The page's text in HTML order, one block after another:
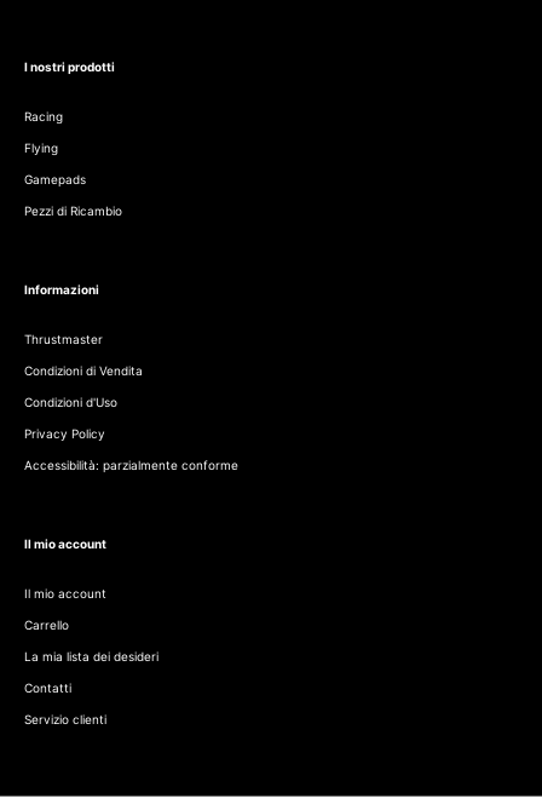
I nostri prodotti
Racing
Flying
Gamepads
Pezzi di Ricambio
Informazioni
Thrustmaster
Condizioni di Vendita
Condizioni d'Uso
Privacy Policy
Accessibilità: parzialmente conforme
Il mio account
Il mio account
Carrello
La mia lista dei desideri
Contatti
Servizio clienti